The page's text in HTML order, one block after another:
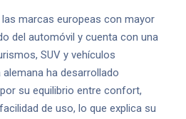
marcas europeas con mayor
del automóvil y cuenta con una
SUV y vehículos
ha desarrollado
su equilibrio entre confort,
de uso, lo que explica su